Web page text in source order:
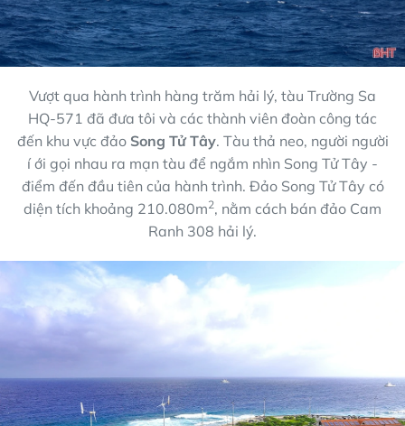
Vượt qua hành trình hàng trăm hải lý, tàu Trường Sa
HQ-571 đã đưa tôi và các thành viên đoàn công tác
đến khu vực đảo Song Tử Tây. Tàu thả neo, người người
í ới gọi nhau ra mạn tàu để ngắm nhìn Song Tử Tây -
điểm đến đầu tiên của hành trình. Đảo Song Tử Tây có
diện tích khoảng 210.080m2, nằm cách bán đảo Cam
Ranh 308 hải lý.